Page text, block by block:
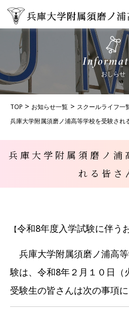
おしらせ
TOP お知らせ一覧
スクールライフ一
兵庫大学附属須磨ノ浦高等学校を受験され
兵庫大学附属須磨ノ浦
れる皆さ
【令和8年度入学試験に伴う
兵庫大学附属須磨ノ浦高
験は、令和8年２月１０日（
受験生の皆さんは次の事項に